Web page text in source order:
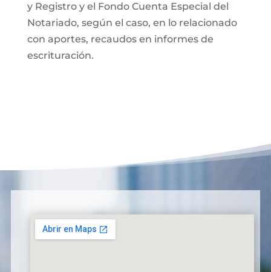
y Registro y el Fondo Cuenta Especial del
Notariado, según el caso, en lo relacionado
con aportes, recaudos en informes de
escrituración.